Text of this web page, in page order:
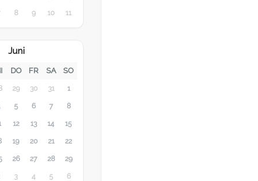
8 9 10 11
Juni
DO FR SA SO
29 30 31 1
5 6 7 8
12 13 14 15
19 20 21 22
26 27 28 29
3 4 5 6